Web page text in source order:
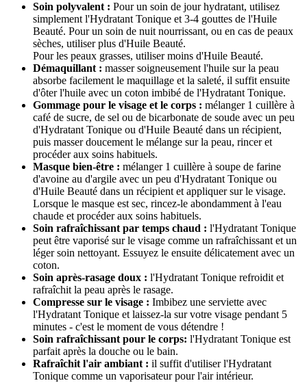
Soin polyvalent : Pour un soin de jour hydratant, utilisez
simplement l'Hydratant Tonique et 3-4 gouttes de l'Huile
Beauté. Pour un soin de nuit nourrissant, ou en cas de peaux
sèches, utiliser plus d'Huile Beauté.
Pour les peaux grasses, utiliser moins d'Huile Beauté.
Démaquillant : masser soigneusement l'huile sur la peau
absorbe facilement le maquillage et la saleté, il suffit ensuite
d'ôter l'huile avec un coton imbibé de l'Hydratant Tonique.
Gommage pour le visage et le corps : mélanger 1 cuillère à
café de sucre, de sel ou de bicarbonate de soude avec un peu
d'Hydratant Tonique ou d'Huile Beauté dans un récipient,
puis masser doucement le mélange sur la peau, rincer et
procéder aux soins habituels.
Masque bien-être : mélanger 1 cuillère à soupe de farine
d'avoine au d'argile avec un peu d'Hydratant Tonique ou
d'Huile Beauté dans un récipient et appliquer sur le visage.
Lorsque le masque est sec, rincez-le abondamment à l'eau
chaude et procéder aux soins habituels.
Soin rafraîchissant par temps chaud : l'Hydratant Tonique
peut être vaporisé sur le visage comme un rafraîchissant et un
léger soin nettoyant. Essuyez le ensuite délicatement avec un
coton.
Soin après-rasage doux : l'Hydratant Tonique refroidit et
rafraîchit la peau après le rasage.
Compresse sur le visage : Imbibez une serviette avec
l'Hydratant Tonique et laissez-la sur votre visage pendant 5
minutes - c'est le moment de vous détendre !
Soin rafraîchissant pour le corps: l'Hydratant Tonique est
parfait après la douche ou le bain.
Rafraîchit l'air ambiant : il suffit d'utiliser l'Hydratant
Tonique comme un vaporisateur pour l'air intérieur.